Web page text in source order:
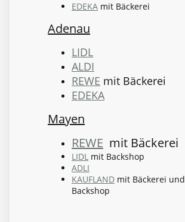
EDEKA mit Bäckerei
Adenau
LIDL
ALDI
REWE mit Bäckerei
EDEKA
Mayen
REWE mit Bäckerei
LIDL mit Backshop
ADLI
KAUFLAND mit Bäckerei und
Backshop